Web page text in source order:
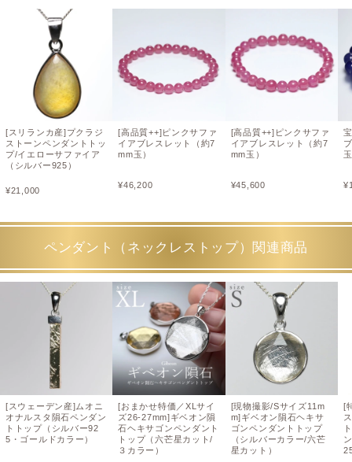
[スリランカ産]プクラジ
ストーンペンダントトッ
プ/イエローサファイア
（シルバー925）
¥21,000
[高品質++]ピンクサファ
イアブレスレット（約7
mm玉）
¥46,200
[高品質++]ピンクサファ
イアブレスレット（約7
mm玉）
¥45,600 ¥
ペンダント（ネックレストップ）関連商品
[スウェーデン産]ムオニ
オナルスタ隕石ペンダン
トトップ（シルバー92
5・ゴールドカラー）
[おまかせ特価／XLサイ
ズ26-27mm]ギベオン隕
石ヘキサゴンペンダント
トップ（六芒星カット/
３カラー）
[現物撮影/Sサイズ11m
m]ギベオン隕石ヘキサ
ゴンペンダントトップ
（シルバーカラー/六芒
星カット）
[